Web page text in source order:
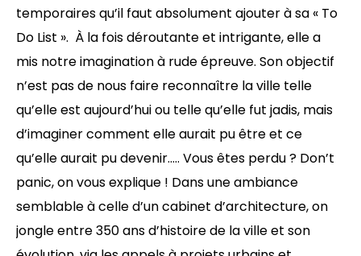
temporaires qu’il faut absolument ajouter à sa « To
Do List ». À la fois déroutante et intrigante, elle a
mis notre imagination à rude épreuve. Son objectif
n’est pas de nous faire reconnaître la ville telle
qu’elle est aujourd’hui ou telle qu’elle fut jadis, mais
d’imaginer comment elle aurait pu être et ce
qu’elle aurait pu devenir….. Vous êtes perdu ? Don’t
panic, on vous explique ! Dans une ambiance
semblable à celle d’un cabinet d’architecture, on
jongle entre 350 ans d’histoire de la ville et son